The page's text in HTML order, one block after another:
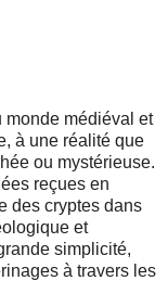
monde médiéval et
à une réalité que
ou mystérieuse.
reçues en
des cryptes dans
et
simplicité,
à travers les